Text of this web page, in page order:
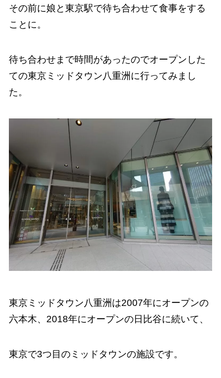
その前に娘と東京駅で待ち合わせて食事をする
ことに。
待ち合わせまで時間があったのでオープンした
ての東京ミッドタウン八重洲に行ってみまし
た。
東京ミッドタウン八重洲は2007年にオープンの
六本木、2018年にオープンの日比谷に続いて、
東京で3つ目のミッドタウンの施設です。